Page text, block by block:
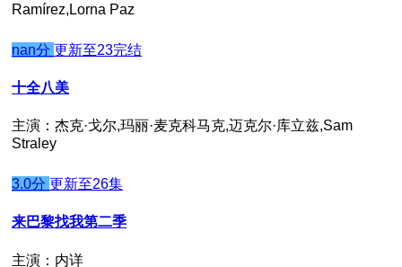
Ramírez,Lorna Paz
nan分 更新至23完结
十全八美
主演：杰克·戈尔,玛丽·麦克科马克,迈克尔·库立兹,Sam
Straley
3.0分 更新至26集
来巴黎找我第二季
主演：内详